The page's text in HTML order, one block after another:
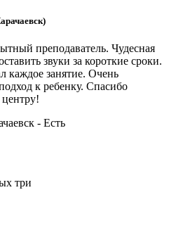
преподаватель. Чудесная
звуки за короткие сроки.
каждое занятие. Очень
к ребенку. Спасибо
- Есть
три